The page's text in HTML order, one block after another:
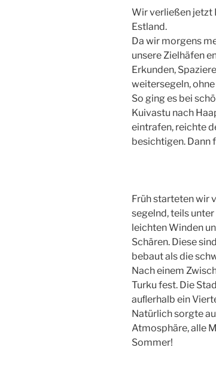
Wir verließen jetzt
Estland.
Da wir morgens
unsere Zielhäfen
Erkunden,
weitersegeln,
So ging es bei
Kuivastu nach
eintrafen, reichte
besichtigen. Dann
Früh starteten wir
segelnd, teils
leichten Winden
Schären. Diese
bebaut als die
Nach einem
Turku fest. Die
auﬂerhalb ein
Natürlich sorgte
Atmosphäre, alle
Sommer!